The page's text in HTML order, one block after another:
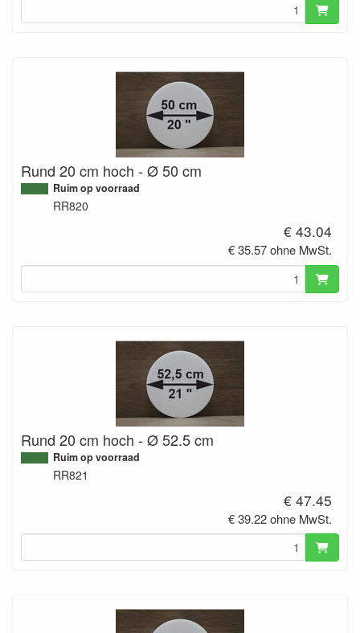
Rund 20 cm hoch - Ø 50 cm
Ruim op voorraad
RR820
€ 43.04
€ 35.57 ohne MwSt.
Rund 20 cm hoch - Ø 52.5 cm
Ruim op voorraad
RR821
€ 47.45
€ 39.22 ohne MwSt.